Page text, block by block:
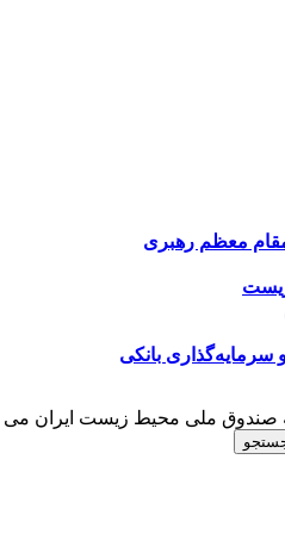
مقام معظم رهبری
سرمایه‌گذاری بانکی
صندوق ملی محیط زیست ایران می